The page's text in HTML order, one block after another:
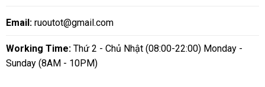
Email: ruoutot@gmail.com
Working Time:Thứ 2 - Chủ Nhật (08:00-22:00) Monday -
Sunday (8AM - 10PM)